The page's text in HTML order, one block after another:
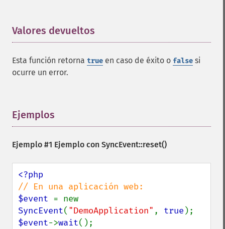
Valores devueltos
Esta función retorna true en caso de éxito o false si
ocurre un error.
Ejemplos
Ejemplo #1 Ejemplo con SyncEvent::reset()
$event
SyncEvent( "DemoApplication" , true
$event->wait();